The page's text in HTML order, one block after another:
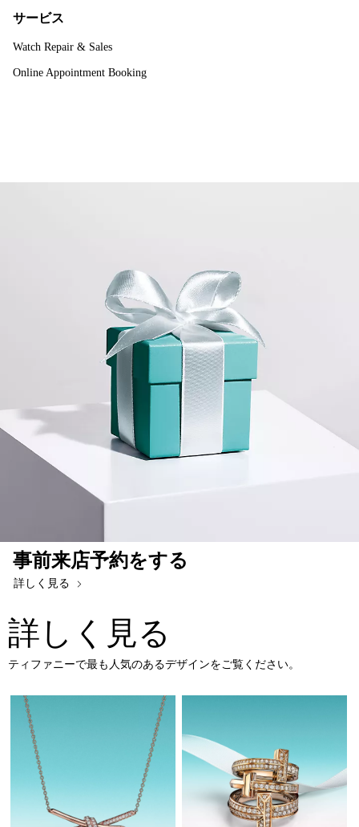
サービス
Watch Repair & Sales
Online Appointment Booking
事前来店予約をする
詳しく見る
詳しく見る
ティファニーで最も人気のあるデザインをご覧ください。